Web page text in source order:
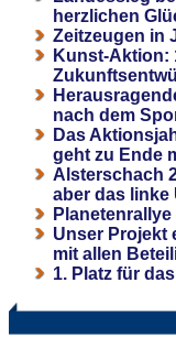
herzlichen
Zeitzeugen in
Kunst-Aktion:
nach dem
Das
geht zu Ende
Alsterschach
aber das linke
Planetenrallye
Unser Projekt
mit allen
1. Platz für